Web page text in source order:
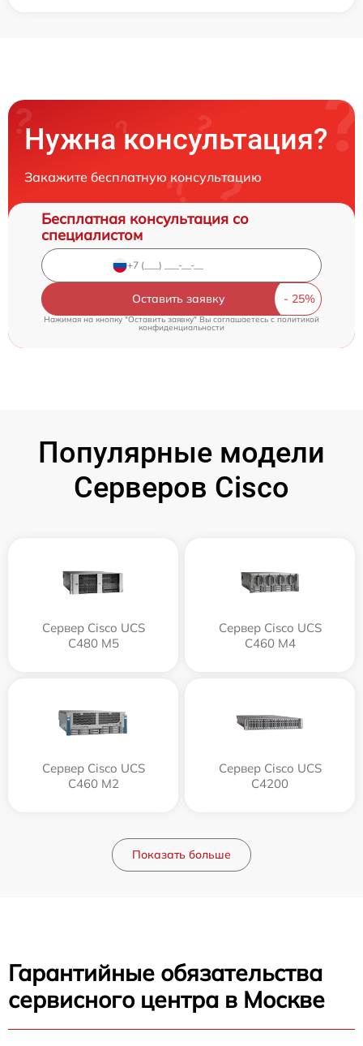
Нужна консультация?
Закажите бесплатную консультацию
Бесплатная консультация со
специалистом
Оставить заявку
Нажимая на кнопку "Оставить заявку" Вы соглашаетесь cполитикой
конфиденциальности
Популярные модели
Серверов Cisco
Сервер Cisco UCS
C480 M5
Сервер Cisco UCS
C460 M4
Сервер Cisco UCS
C460 M2
Сервер Cisco UCS
C4200
Показать больше
Гарантийные обязательства
сервисного центра в Москве